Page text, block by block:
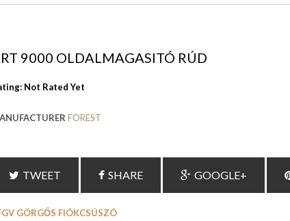
9000 OLDALMAGASITÓ RÚD
Not Rated Yet
FOREST
TWEET SHARE GOOGLE+
GÖRGŐS FIÓKCSÚSZÓ